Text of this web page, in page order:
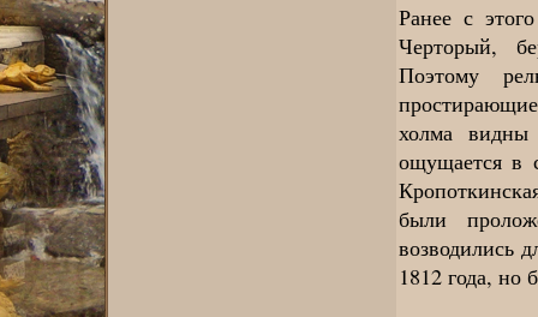
Ранее с
Черторый,
Поэтому
холма
ощущается в
были
возводились
1812 года, но